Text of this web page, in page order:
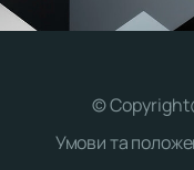
©
Умови та